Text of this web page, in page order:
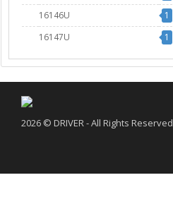
16146U
1
16147U
1
2026 © DRIVER - All Rights Reserved